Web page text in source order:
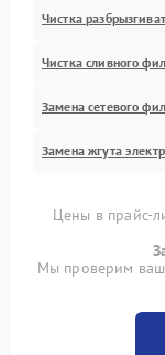
Чистка
Чистка сливного
Замена сетевого
Замена жгута
Цены в прайс-
Мы проверим